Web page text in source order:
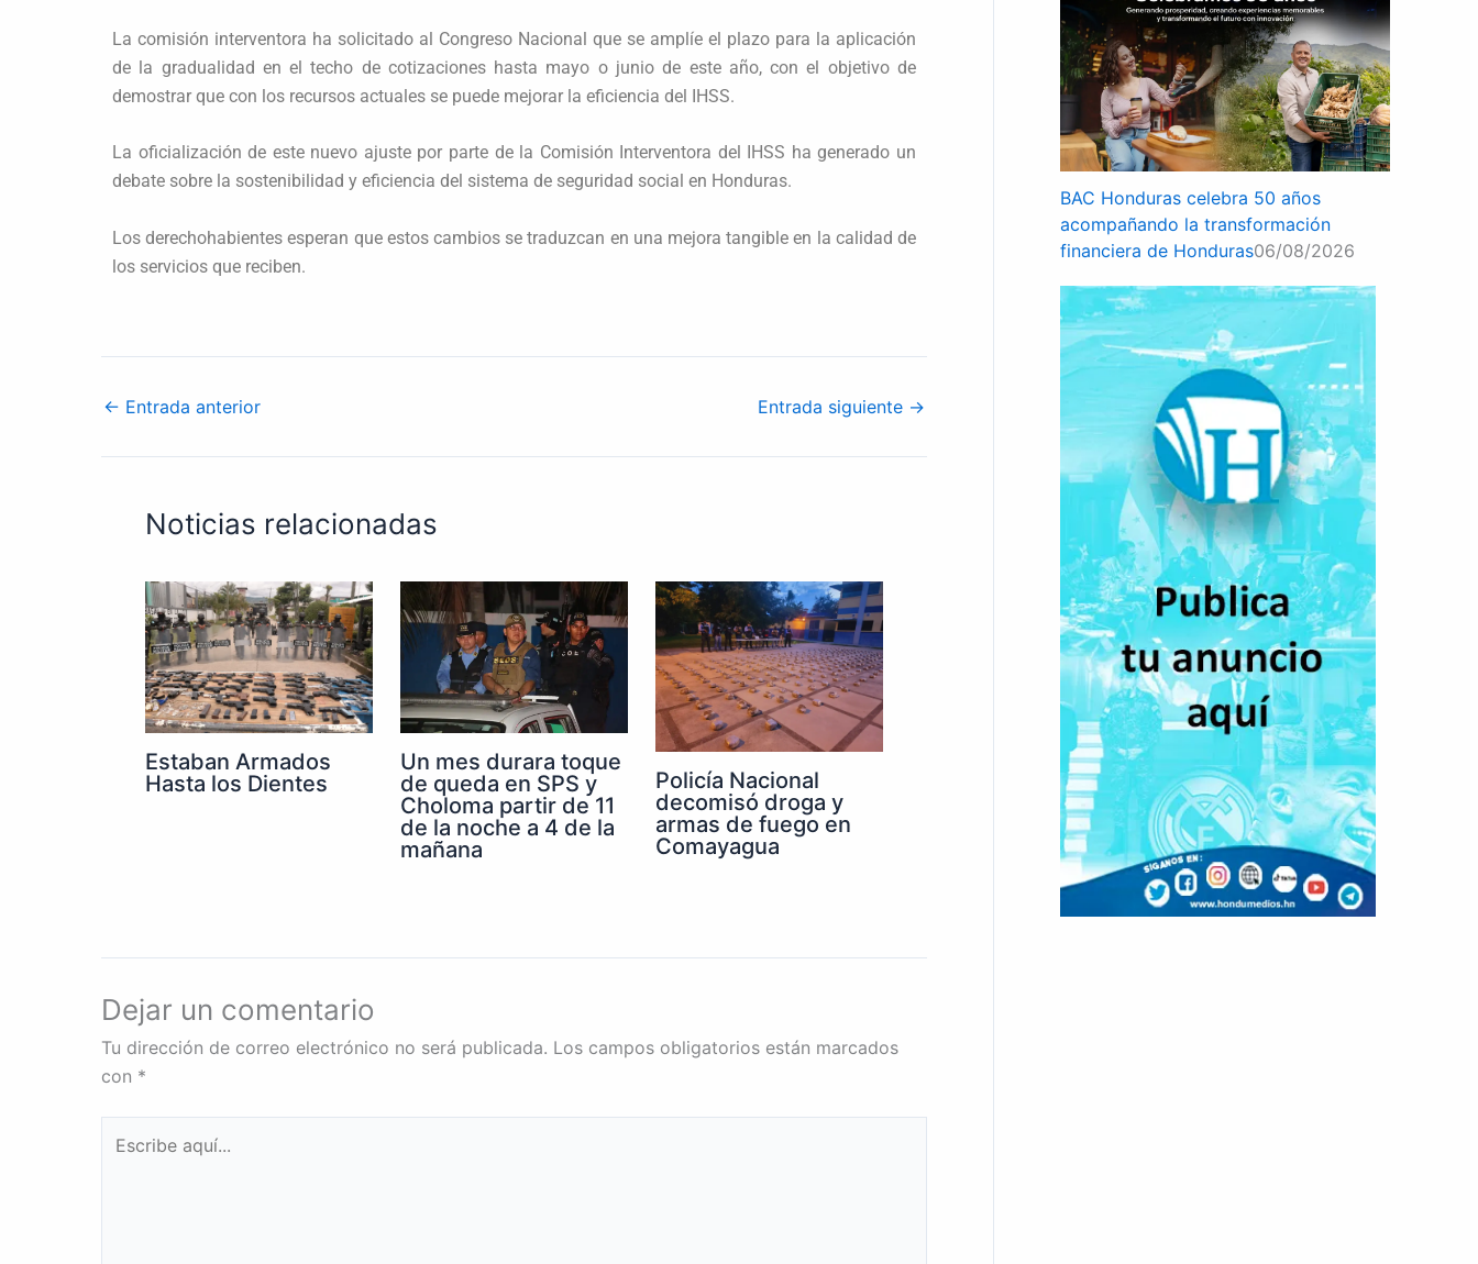
La comisión interventora ha solicitado al Congreso Nacional que se amplíe el plazo para la aplicación
de la gradualidad en el techo de cotizaciones hasta mayo o junio de este año, con el objetivo de
demostrar que con los recursos actuales se puede mejorar la eficiencia del IHSS.
La oficialización de este nuevo ajuste por parte de la Comisión Interventora del IHSS ha generado un
debate sobre la sostenibilidad y eficiencia del sistema de seguridad social en Honduras.
Los derechohabientes esperan que estos cambios se traduzcan en una mejora tangible en la calidad de
los servicios que reciben.
← Entrada anterior Entrada siguiente →
Noticias relacionadas
Estaban Armados
Hasta los Dientes
Un mes durara toque
de queda en SPS y
Choloma partir de 11
de la noche a 4 de la
mañana
Policía Nacional
decomisó droga y
armas de fuego en
Comayagua
Dejar un comentario
Tu dirección de correo electrónico no será publicada. Los campos obligatorios están marcados
con *
aquí...
BAC Honduras celebra 50 años
acompañando la transformación
financiera de Honduras06/08/2026